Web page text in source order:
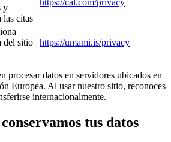
y
las citas
https://cal.com/privacy
del sitio
https://umami.is/privacy
procesar datos en servidores ubicados en
Europea. Al usar nuestro sitio, reconoces
internacionalmente.
tus datos